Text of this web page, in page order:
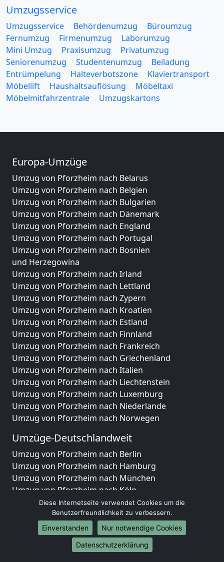
Umzugsservice
Umzugsservice Behördenumzug
Büroumzug
Fernumzug
Firmenumzug
Laborumzug
Mini Umzug
Praxisumzug
Privatumzug
Seniorenumzug
Studentenumzug
Beiladung
Entrümpelung
Halteverbotszone
Klaviertransport
Möbellift
Haushaltsauflösung
Möbeltaxi
Möbelmitfahrzentrale
Umzugskartons
Europa-Umzüge
Umzug von Pforzheim nach Belarus
Umzug von Pforzheim nach Belgien
Umzug von Pforzheim nach Bulgarien
Umzug von Pforzheim nach Dänemark
Umzug von Pforzheim nach England
Umzug von Pforzheim nach Portugal
Umzug von Pforzheim nach Bosnien
und Herzegowina
Umzug von Pforzheim nach Irland
Umzug von Pforzheim nach Lettland
Umzug von Pforzheim nach Zypern
Umzug von Pforzheim nach Kroatien
Umzug von Pforzheim nach Estland
Umzug von Pforzheim nach Finnland
Umzug von Pforzheim nach Frankreich
Umzug von Pforzheim nach Griechenland
Umzug von Pforzheim nach Italien
Umzug von Pforzheim nach Liechtenstein
Umzug von Pforzheim nach Luxemburg
Umzug von Pforzheim nach Niederlande
Umzug von Pforzheim nach Norwegen
Umzüge-Deutschlandweit
Umzug von Pforzheim nach Berlin
Umzug von Pforzheim nach Hamburg
Umzug von Pforzheim nach München
Umzug von Pforzheim nach Köln
Umzug von Pforzheim nach Frankfurt am Main
Umzug von Pforzheim nach Stuttgart
Umzug von Pforzheim nach Düsseldorf
Umzug von Pforzheim nach Leipzig
Umzug von Pforzheim nach Dortmund
Diese Internetseite verwendet Cookies um die
Benutzerfreundlichkeit zu verbessern.
Einverstanden
Nur notwendige Cookies
Datenschutzerklärung